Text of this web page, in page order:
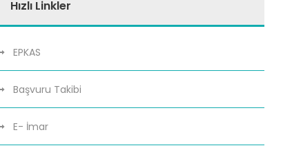
Hızlı Linkler
EPKAS
Başvuru Takibi
E- İmar